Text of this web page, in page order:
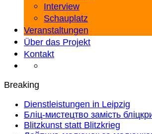
Interview
Schauplatz
Veranstaltungen
Über das Projekt
Kontakt
Breaking
Dienstleistungen in Leipzig
Бліц-мистецтво замість
Blitzkunst statt Blitzkrieg